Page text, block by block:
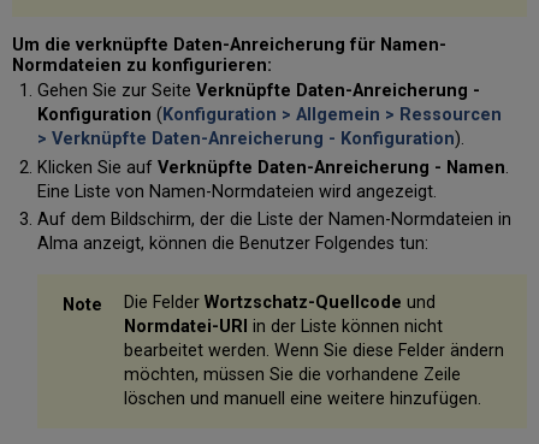
Um die verknüpfte Daten-Anreicherung für Namen-
Normdateien zu konfigurieren:
Gehen Sie zur Seite Verknüpfte Daten-Anreicherung -
Konfiguration ( Konfiguration > Allgemein > Ressourcen
> Verknüpfte Daten-Anreicherung - Konfiguration).
Klicken Sie auf Verknüpfte Daten-Anreicherung - Namen.
Eine Liste von Namen-Normdateien wird angezeigt.
Auf dem Bildschirm, der die Liste der Namen-Normdateien in
Alma anzeigt, können die Benutzer Folgendes tun:
Die Felder Wortzschatz-Quellcode und
Normdatei-URI in der Liste können nicht
bearbeitet werden. Wenn Sie diese Felder ändern
möchten, müssen Sie die vorhandene Zeile
löschen und manuell eine weitere hinzufügen.